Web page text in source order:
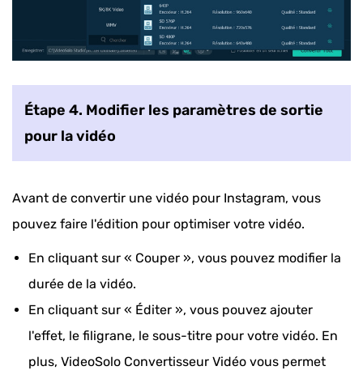
Étape 4. Modifier les paramètres de sortie
pour la vidéo
Avant de convertir une vidéo pour Instagram, vous
pouvez faire l'édition pour optimiser votre vidéo.
En cliquant sur « Couper », vous pouvez modifier la
durée de la vidéo.
En cliquant sur « Éditer », vous pouvez ajouter
l'effet, le filigrane, le sous-titre pour votre vidéo. En
plus, VideoSolo Convertisseur Vidéo vous permet